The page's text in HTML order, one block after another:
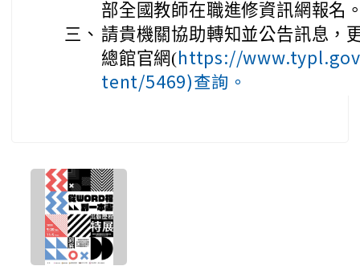
部全國教師在職進修資訊網報名
三、 請貴機關協助轉知並公告訊息，
總館官網(https://
tent/5469)查詢。